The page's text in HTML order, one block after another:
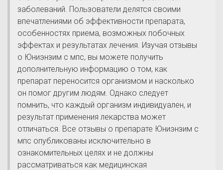
заболеваний. Пользователи делятся своими
впечатлениями об эффективности препарата,
особенностях приема, возможных побочных
эффектах и результатах лечения. Изучая отзывы
о Юниэнзим с мпс, вы можете получить
дополнительную информацию о том, как
препарат переносится организмом и насколько
он помог другим людям. Однако следует
помнить, что каждый организм индивидуален, и
результат применения лекарства может
отличаться. Все отзывы о препарате Юниэнзим с
мпс опубликованы исключительно в
ознакомительных целях и не должны
рассматриваться как медицинская